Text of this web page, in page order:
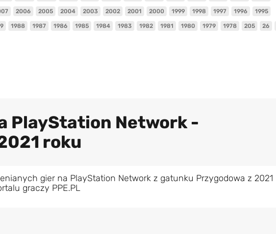
2006 2005 2004 2003 2002 2001 2000 1999 1998 1997 1996 1995
1988 1987 1986 1985 1984 1983 1982 1981 1980 1979 1978 205 26
PlayStation Network -
roku
gier na PlayStation Network z gatunku Przygodowa z 2021
graczy PPE.PL